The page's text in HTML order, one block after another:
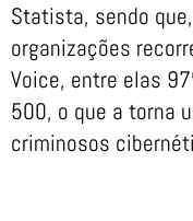
Statista, sendo
organizações
Voice, entre elas
500, o que a torna
criminosos